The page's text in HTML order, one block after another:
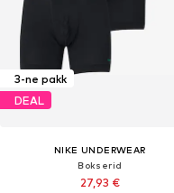
3-ne pakk
DEAL
NIKE UNDERWEAR
Bokserid
27,93 €